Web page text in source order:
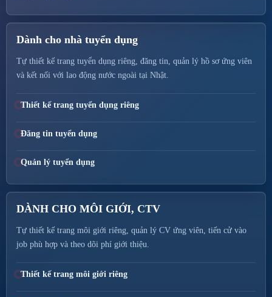
Dành cho nhà tuyển dụng
Tự thiết kế trang tuyển dụng riêng, đăng tin, quản lý hồ sơ ứng viên
và kết nối với lao động nước ngoài tại Nhật.
Thiết kế trang tuyển dụng riêng
Đăng tin tuyển dụng
Quản lý tuyển dụng
DÀNH CHO MÔI GIỚI, CTV
Tự thiết kế trang môi giới riêng, quản lý CV ứng viên, tiến cử vào
job phù hợp và theo dõi phí giới thiệu.
Thiết kế trang môi giới riêng